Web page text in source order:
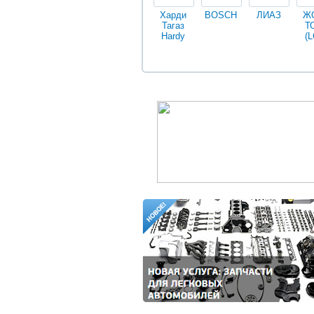
Харди
Тагаз
Hardy
BOSCH ЛИАЗ